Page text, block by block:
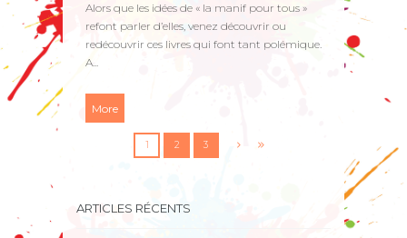
Alors que les idées de « la manif pour tous »
refont parler d’elles, venez découvrir ou
redécouvrir ces livres qui font tant polémique.
A...
More
1 2 3
ARTICLES RÉCENTS